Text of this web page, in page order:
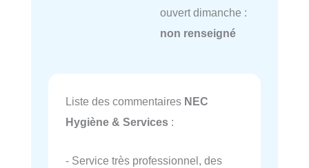
ouvert dimanche :
non renseigné
Liste des commentaires NEC
Hygiène & Services :
- Service très professionnel, des